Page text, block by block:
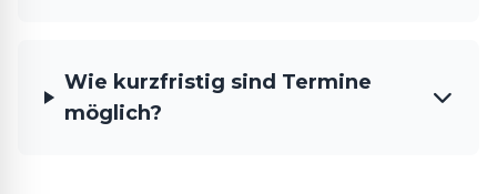
Wie kurzfristig sind Termine
möglich?